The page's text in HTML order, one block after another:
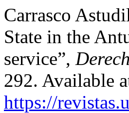
Carrasco
State in the
service”,
292. Available
https://